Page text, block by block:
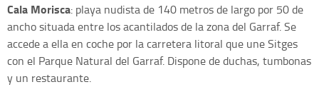
Cala Morisca: playa nudista de 140 metros de largo por 50 de
ancho situada entre los acantilados de la zona del Garraf. Se
accede a ella en coche por la carretera litoral que une Sitges
con el Parque Natural del Garraf. Dispone de duchas, tumbonas
y un restaurante.